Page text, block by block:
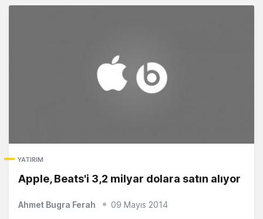
YATIRIM
Apple, Beats'i 3,2 milyar dolara satın alıyor
Ahmet Bugra Ferah 09 Mayıs 2014